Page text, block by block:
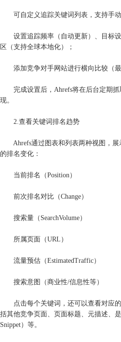
可自定义追踪关键词列表，支持手动
设置追踪频率（自动更新）、目标设
区（支持全球本地化）；
添加竞争对手网站进行横向比较（最
完成设置后，Ahrefs将在后台定期抓
现。
2.查看关键词排名趋势
Ahrefs通过图表和列表两种视图，展
的排名变化：
当前排名（Position）
前次排名对比（Change）
搜索量（SearchVolume）
所属页面（URL）
流量预估（EstimatedTraffic）
搜索意图（商业性/信息性等）
点击每个关键词，还可以查看对应的
括其他竞争页面、页面标题、元描述、
Snippet）等。